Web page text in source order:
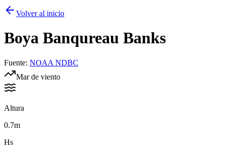
Volver al inicio
Boya Banqureau Banks
Fuente: NOAA NDBC
Mar de viento
Altura
0.7m
Hs